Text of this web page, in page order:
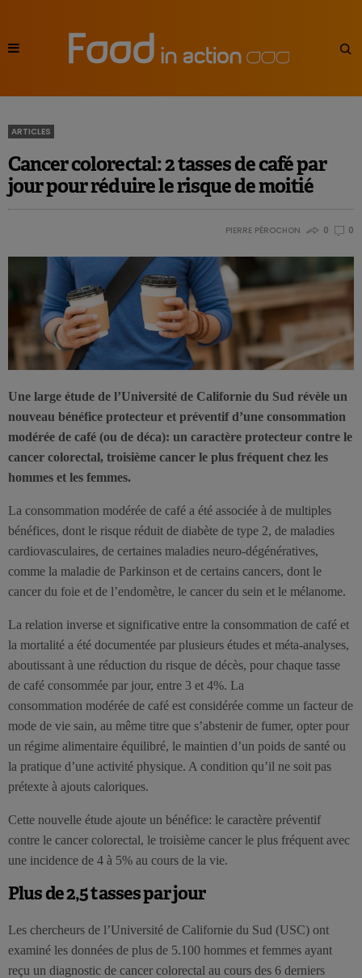
ARTICLES
Cancer colorectal: 2 tasses de café par
jour pour réduire le risque de moitié
PIERRE PÉROCHON 0 0
Une large étude de l’Université de Californie du Sud révèle un
nouveau bénéfice protecteur et préventif d’une consommation
modérée de café (ou de déca): un caractère protecteur contre le
cancer colorectal, troisième cancer le plus fréquent chez les
hommes et les femmes.
La consommation modérée de café a été associée à de multiples
bénéfices, dont le risque réduit de diabète de type 2, de maladies
cardiovasculaires, de certaines maladies neuro-dégénératives,
comme la maladie de Parkinson et de certains cancers, dont le
cancer du foie et de l’endomètre, le cancer du sein et le mélanome.
La relation inverse et significative entre la consommation de café et
la mortalité a été documentée par plusieurs études et méta-analyses,
aboutissant à une réduction du risque de décès, pour chaque tasse
de café consommée par jour, entre 3 et 4%. La
consommation modérée de café est considérée comme un facteur de
mode de vie sain, au même titre que s’abstenir de fumer, opter pour
un régime alimentaire équilibré, le maintien d’un poids de santé ou
la pratique d’une activité physique. A condition qu’il ne soit pas
prétexte à ajouts caloriques.
Cette nouvelle étude ajoute un bénéfice: le caractère préventif
contre le cancer colorectal, le troisième cancer le plus fréquent avec
une incidence de 4 à 5% au cours de la vie.
Plus de 2,5 tasses par jour
Les chercheurs de l’Université de Californie du Sud (USC) ont
examiné les données de plus de 5.100 hommes et femmes ayant
reçu un diagnostic de cancer colorectal au cours des 6 derniers